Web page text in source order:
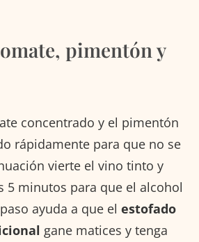
pimentón y
concentrado y el pimentón
rápidamente para que no se
vierte el vino tinto y
5 minutos para que el alcohol
ayuda a que el estofado
gane matices y tenga